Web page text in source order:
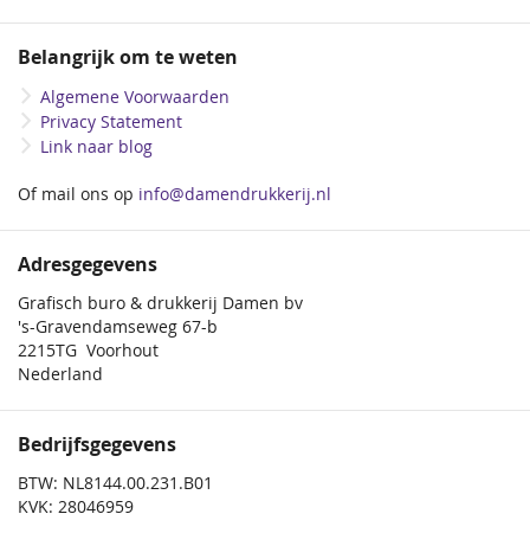
Belangrijk om te weten
Algemene Voorwaarden
Privacy Statement
Link naar blog
Of mail ons op info@damendrukkerij.nl
Adresgegevens
Grafisch buro & drukkerij Damen bv
's-Gravendamseweg 67-b
2215TG Voorhout
Nederland
Bedrijfsgegevens
BTW: NL8144.00.231.B01
KVK: 28046959